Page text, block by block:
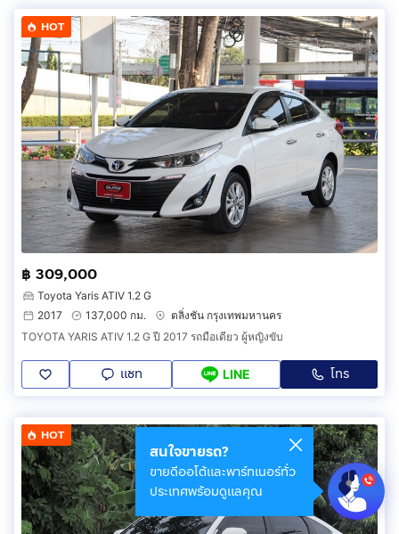
HOT
฿ 309,000
Toyota Yaris ATIV 1.2 G
2017
137,000 กม.
ตลิ่งชัน กรุงเทพมหานคร
TOYOTA YARIS ATIV 1.2 G ปี 2017 รถมือเดียว ผู้หญิงขับ
แชท LINE โทร
HOT
สนใจขายรถ?
ขายดีออโต้และพาร์ทเนอร์ทั่ว
ประเทศพร้อมดูแลคุณ